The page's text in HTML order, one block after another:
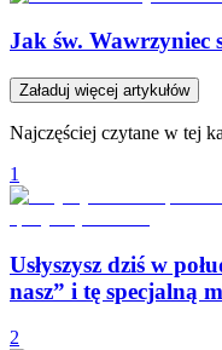
Jak św. Wawrzyniec
Załaduj więcej artykułów
Najczęściej czytane w tej
1
Usłyszysz dziś w
nasz” i tę specjalną
2